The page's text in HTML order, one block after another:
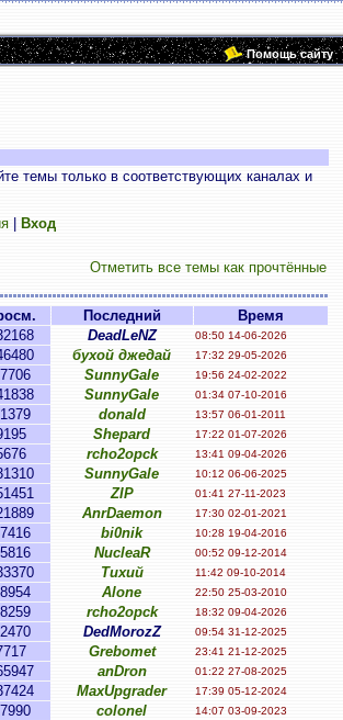
Помощь сайту
темы только в соответствующих каналах и
| Вход
Отметить все темы как прочтённые
Последний
Время
DeadLeNZ 08:50 14-06-2026
бухой джедай 17:32 29-05-2026
SunnyGale 19:56 24-02-2022
SunnyGale 01:34 07-10-2016
donald 13:57 06-01-2011
Shepard 17:22 01-07-2026
rcho2opck 13:41 09-04-2026
SunnyGale 10:12 06-06-2025
ZIP 01:41 27-11-2023
AnrDaemon 17:30 02-01-2021
bi0nik 10:28 19-04-2016
NucleaR 00:52 09-12-2014
Тихий 11:42 09-10-2014
Alone 22:50 25-03-2010
rcho2opck 18:32 09-04-2026
DedMorozZ 09:54 31-12-2025
Grebomet 23:41 21-12-2025
anDron 01:22 27-08-2025
MaxUpgrader 17:39 05-12-2024
colonel 14:07 03-09-2023